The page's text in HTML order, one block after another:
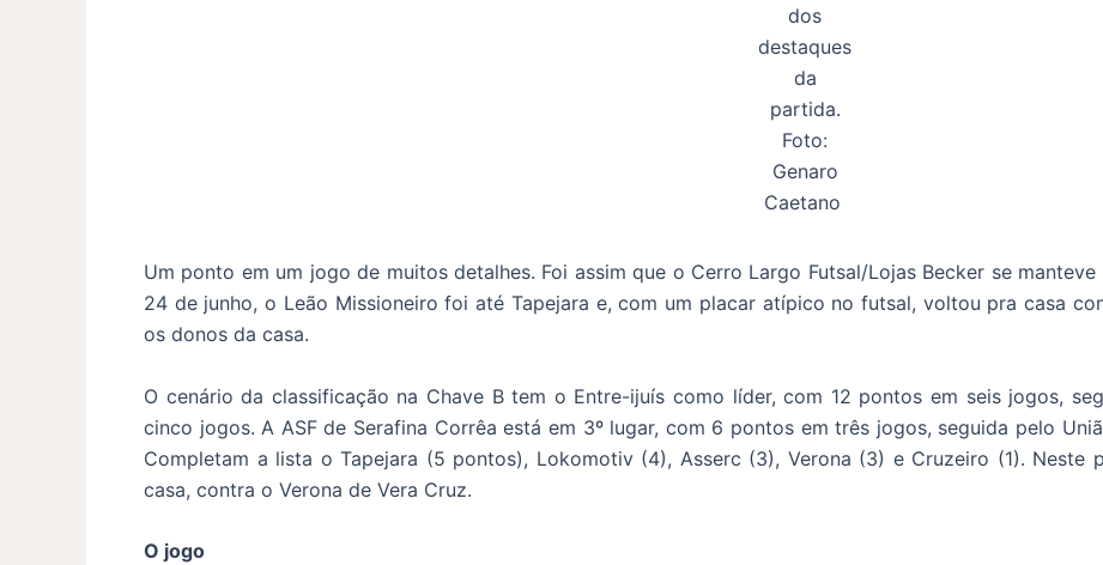
dos
destaques
da
partida.
Foto:
Genaro
Caetano
Um ponto em um jogo de muitos detalhes. Foi assim que o Cerro Largo Futsal/Lojas Becker se
24 de junho, o Leão Missioneiro foi até Tapejara e, com um placar atípico no futsal, voltou pra casa
os donos da casa.
O cenário da classificação na Chave B tem o Entre-ijuís como líder, com 12 pontos em seis jogos,
cinco jogos. A ASF de Serafina Corrêa está em 3º lugar, com 6 pontos em três jogos, seguida pelo
Completam a lista o Tapejara (5 pontos), Lokomotiv (4), Asserc (3), Verona (3) e Cruzeiro (1). Neste
casa, contra o Verona de Vera Cruz.
O jogo